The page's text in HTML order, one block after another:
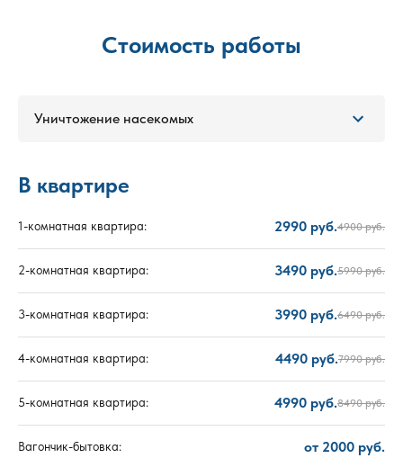
Стоимость работы
Уничтожение насекомых
В квартире
1-комнатная квартира: 2990 руб.4900 руб.
2-комнатная квартира: 3490 руб.5990 руб.
3-комнатная квартира: 3990 руб.6490 руб.
4-комнатная квартира: 4490 руб.7990 руб.
5-комнатная квартира: 4990 руб.8490 руб.
Вагончик-бытовка: от 2000 руб.